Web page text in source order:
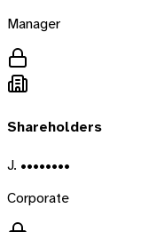
Manager
Shareholders
J. ••••••••
Corporate